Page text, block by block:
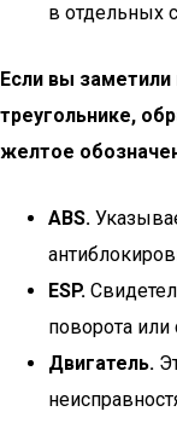
в отдельных
Если вы заметили
треугольнике,
желтое
ABS.
ESP.
поворота или
Двигатель.